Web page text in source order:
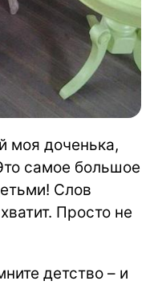
моя доченька,
самое большое
Слов
Просто не
детство – и